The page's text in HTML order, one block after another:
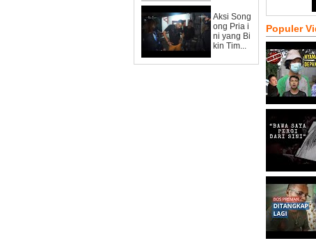
Aksi Song
ong Pria i
ni yang Bi
kin Tim...
Populer